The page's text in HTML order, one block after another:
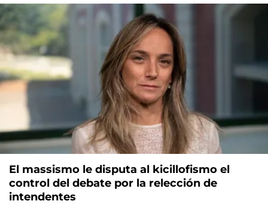
El massismo le disputa al kicillofismo el
control del debate por la relección de
intendentes